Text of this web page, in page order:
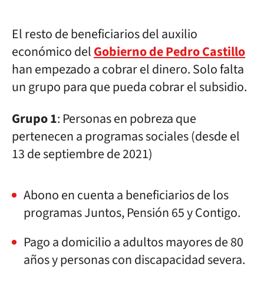
El resto de beneficiarios del auxilio
económico delGobierno de Pedro Castillo
han empezado a cobrar el dinero. Solo falta
un grupo para que pueda cobrar el subsidio.
Grupo 1: Personas en pobreza que
pertenecen a programas sociales (desde el
13 de septiembre de 2021)
Abono en cuenta a beneficiarios de los
programas Juntos, Pensión 65 y Contigo.
Pago a domicilio a adultos mayores de 80
años y personas con discapacidad severa.